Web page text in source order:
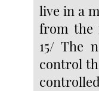
live in a
from the
15/ The
control